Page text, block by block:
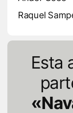
Raquel
Esta